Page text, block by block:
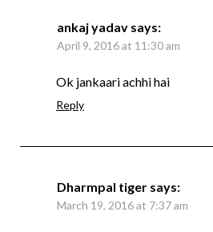
ankaj yadav says:
April 9, 2016 at 11:30 am
Ok jankaari achhi hai
Reply
Dharmpal tiger says:
March 19, 2016 at 7:37 am